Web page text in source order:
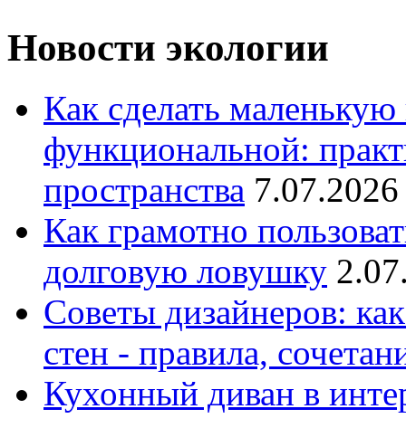
Новости экологии
Как сделать
функциональной:
пространства
Как грамотно
долговую ловушку
Советы дизайнеров:
стен - правила,
Кухонный диван в